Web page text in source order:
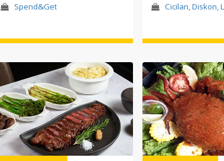
Spend&Get
Cicilan, Diskon,